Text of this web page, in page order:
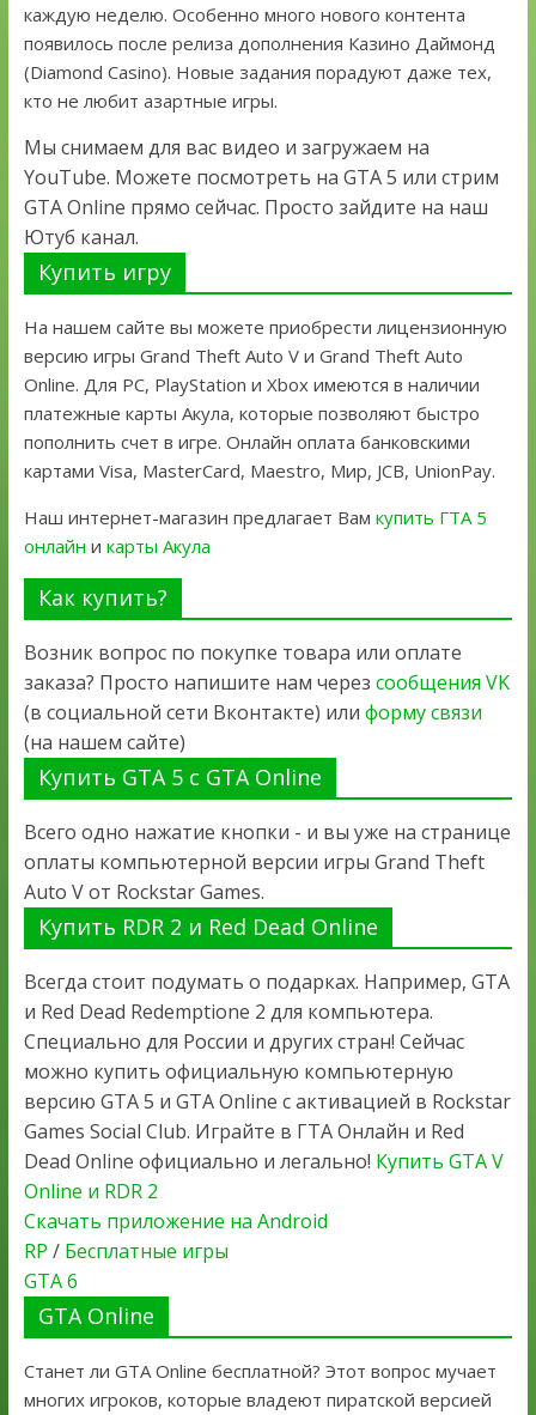
каждую неделю. Особенно много нового контента
появилось после релиза дополнения Казино Даймонд
(Diamond Casino). Новые задания порадуют даже тех,
кто не любит азартные игры.
Мы снимаем для вас видео и загружаем на
YouTube. Можете посмотреть на GTA 5 или стрим
GTA Online прямо сейчас. Просто зайдите на наш
Ютуб канал.
Купить игру
На нашем сайте вы можете приобрести лицензионную
версию игры Grand Theft Auto V и Grand Theft Auto
Online. Для PC, PlayStation и Xbox имеются в наличии
платежные карты Акула, которые позволяют быстро
пополнить счет в игре. Онлайн оплата банковскими
картами Visa, MasterCard, Maestro, Мир, JCB, UnionPay.
Наш интернет-магазин предлагает Вам купить ГТА 5
онлайн и карты Акула
Как купить?
Возник вопрос по покупке товара или оплате
заказа? Просто напишите нам через сообщения VK
(в социальной сети Вконтакте) или форму связи
(на нашем сайте)
Купить GTA 5 с GTA Online
Всего одно нажатие кнопки - и вы уже на странице
оплаты компьютерной версии игры Grand Theft
Auto V от Rockstar Games.
Купить RDR 2 и Red Dead Online
Всегда стоит подумать о подарках. Например, GTA
и Red Dead Redemptione 2 для компьютера.
Специально для России и других стран! Сейчас
можно купить официальную компьютерную
версию GTA 5 и GTA Online с активацией в Rockstar
Games Social Club. Играйте в ГТА Онлайн и Red
Dead Online официально и легально! Купить GTA V
Online и RDR 2
Скачать приложение на Android
RP / Бесплатные игры
GTA 6
GTA Online
Станет ли GTA Online бесплатной? Этот вопрос мучает
многих игроков, которые владеют пиратской версией